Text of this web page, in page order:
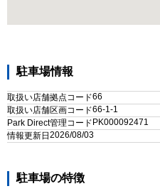
駐車場情報
取扱い店舗拠点コード66
取扱い店舗区画コード66-1-1
Park Direct管理コードPK000092471
情報更新日2026/08/03
駐車場の特徴